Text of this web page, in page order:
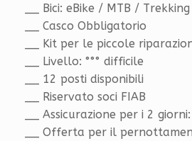
__ Bici: eBike / MTB /
__ Casco Obbligatorio
__ Kit per le piccole
__ Livello: °°° difficile
__ 12 posti disponibili
__ Riservato soci FIAB
__ Assicurazione per i 2
__ Offerta per il